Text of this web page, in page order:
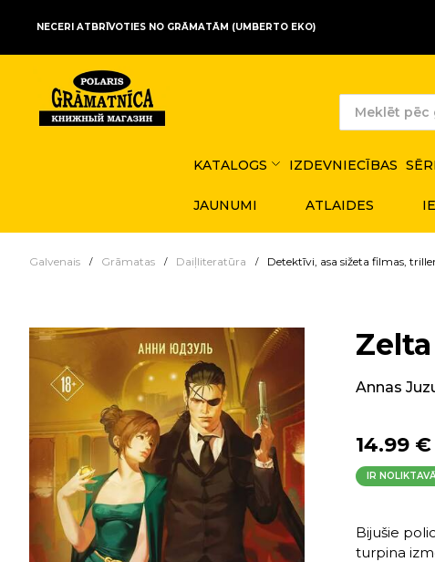
NECERI ATBRĪVOTIES NO GRĀMATĀM (UMBERTO EKO)
KATALOGS IZDEVNIECĪBAS
JAUNUMI ATLAIDES
Galvenais Grāmatas Daiļliteratūra Detektīvi, asa sižeta filmas,
Annas
14.99 €
IR NOLIKTAVĀ
Bijušie
turpina